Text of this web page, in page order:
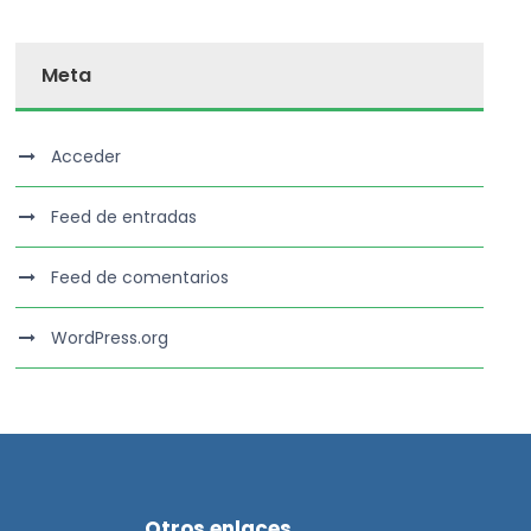
Meta
Acceder
Feed de entradas
Feed de comentarios
WordPress.org